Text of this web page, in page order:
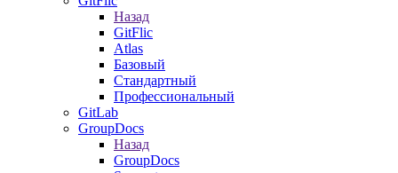
Назад
GitFlic
Atlas
Базовый
Стандартный
Профессиональный
GitLab
GroupDocs
Назад
GroupDocs